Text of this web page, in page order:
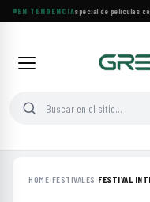
EN TENDENCIA
Lifetime estrena especial de películas
HOME›FESTIVALES ›FESTIVAL